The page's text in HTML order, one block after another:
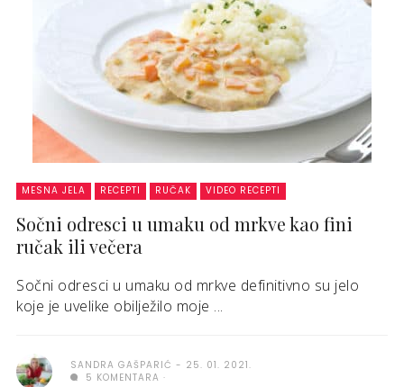
MESNA JELA RECEPTI RUČAK VIDEO RECEPTI
Sočni odresci u umaku od mrkve kao fini
ručak ili večera
Sočni odresci u umaku od mrkve definitivno su jelo
koje je uvelike obilježilo moje ...
SANDRA GAŠPARIĆ
25. 01. 2021.
5 KOMENTARA